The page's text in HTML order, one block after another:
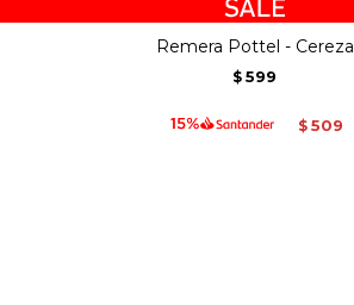
Remera Pottel - Cereza
$ 599
$ 509